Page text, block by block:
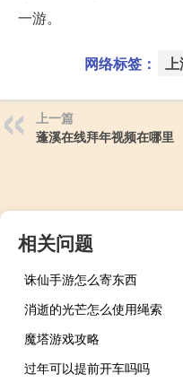
一游。
网络标签： 上
上一篇
蓬溪在线拜年视频在哪里
相关问题
诛仙手游怎么寄东西
消逝的光芒怎么使用绳索
魔塔游戏攻略
过年可以提前开车吗吗